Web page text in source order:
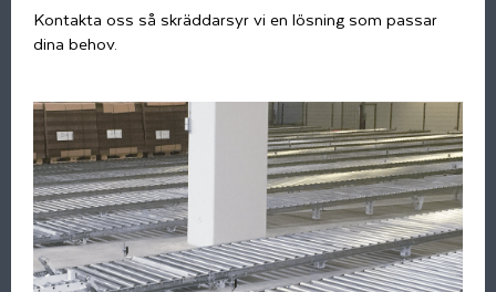
Kontakta oss så skräddarsyr vi en lösning som passar
dina behov.